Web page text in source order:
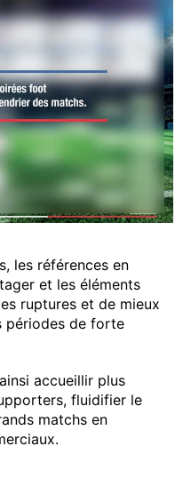
les références en
et les éléments
ruptures et de mieux
périodes de forte
accueillir plus
fluidifier le
matchs en